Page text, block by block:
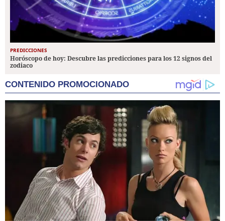
PREDICCIONES
Horóscopo de hoy: Descubre las predicciones para los 12 signos del
zodiaco
CONTENIDO PROMOCIONADO